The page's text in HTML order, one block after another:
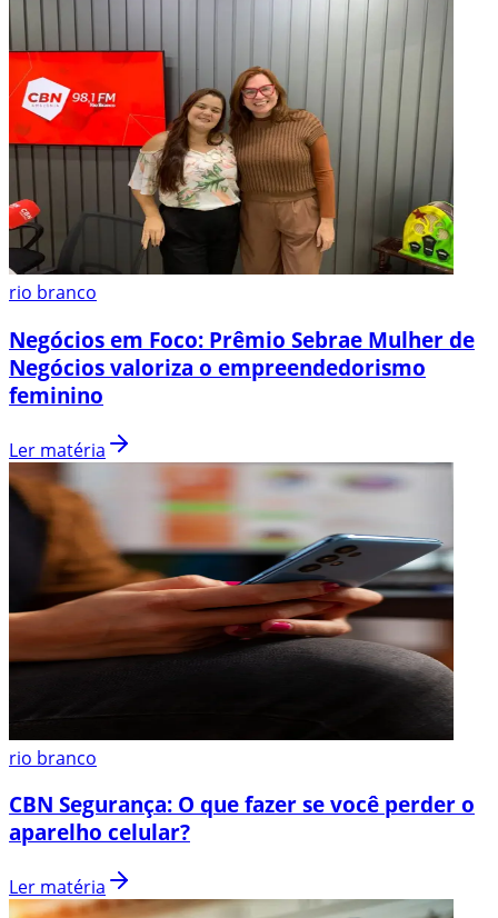
rio branco
Negócios em Foco: Prêmio Sebrae Mulher de
Negócios valoriza o empreendedorismo
feminino
Ler matéria
rio branco
CBN Segurança: O que fazer se você perder o
aparelho celular?
Ler matéria